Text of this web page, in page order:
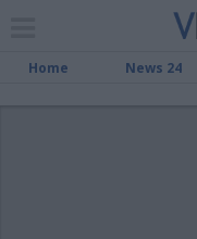
Home News 24